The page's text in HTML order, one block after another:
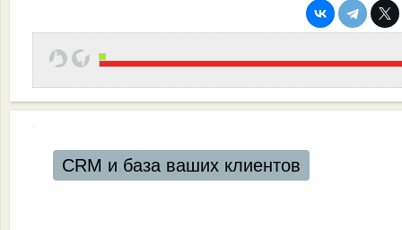
CRM и база ваших клиентов